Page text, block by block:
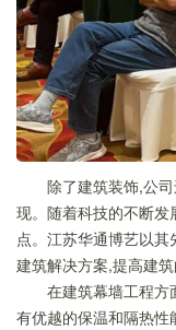
除了建筑装饰,公
现。随着科技的不断
点。江苏华通博艺以
建筑解决方案,提高建筑
在建筑幕墙工程方
有优越的保温和隔热